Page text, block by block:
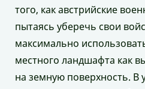
того, как австрийские
пытаясь уберечь свои
максимально
местного ландшафта как
на земную поверхность. В